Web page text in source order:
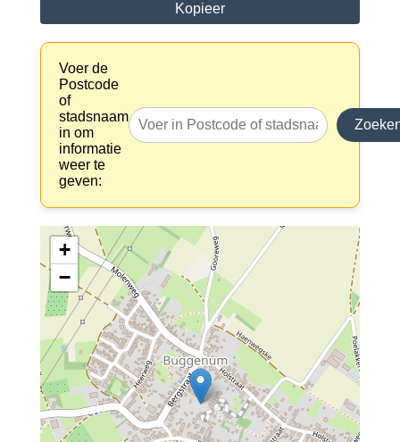
Kopieer
Voer de
Postcode
of
stadsnaam
in om
informatie
weer te
geven:
+
−